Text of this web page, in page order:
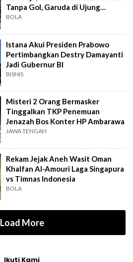
Tanpa Gol, Garuda di Ujung
Tanduk
BOLA
Istana Akui Presiden Prabowo
Pertimbangkan Destry Damayanti
Jadi Gubernur BI
BISNIS
Misteri 2 Orang Bermasker
Tinggalkan TKP Penemuan
Jenazah Bos Konter HP Ambarawa
JAWA TENGAH
Rekam Jejak Aneh Wasit Oman
Khalfan Al-Amouri Laga Singapura
vs Timnas Indonesia
BOLA
Load More
Ikuti Kami